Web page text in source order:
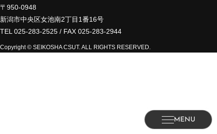
MENU
〒950-0948
新潟市中央区女池南2丁目1番16号
TEL 025-283-2525 / FAX 025-283-2944
Copyright © SEIKOSHA CSUT. ALL RIGHTS RESERVED.